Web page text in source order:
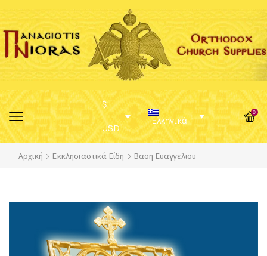
$
USD
Ελληνικά
0
Αρχική Εκκλησιαστικά Είδη Βαση Ευαγγελιου